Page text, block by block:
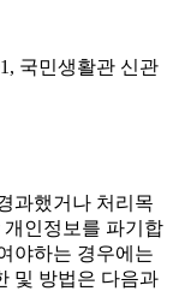
국민생활관 신관
과했거나 처리목
인정보를 파기합
야하는 경우에는
및 방법은 다음과